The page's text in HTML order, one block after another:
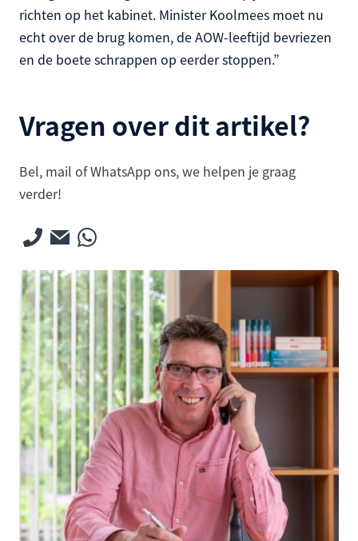
richten op het kabinet. Minister Koolmees moet nu
echt over de brug komen, de AOW-leeftijd bevriezen
en de boete schrappen op eerder stoppen.”
Vragen over dit artikel?
Bel, mail of WhatsApp ons, we helpen je graag
verder!